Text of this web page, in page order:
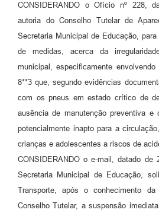
CONSIDERANDO o Ofício nº 228,
autoria do Conselho Tutelar de
Secretaria Municipal de Educação,
de medidas, acerca da
municipal, especificamente
8**3 que, segundo evidências
com os pneus em estado crítico de
ausência de manutenção preventiva e
potencialmente inapto para a
crianças e adolescentes a riscos de
CONSIDERANDO o e-mail, datado de
Secretaria Municipal de Educação,
Transporte, após o conhecimento da
Conselho Tutelar, a suspensão